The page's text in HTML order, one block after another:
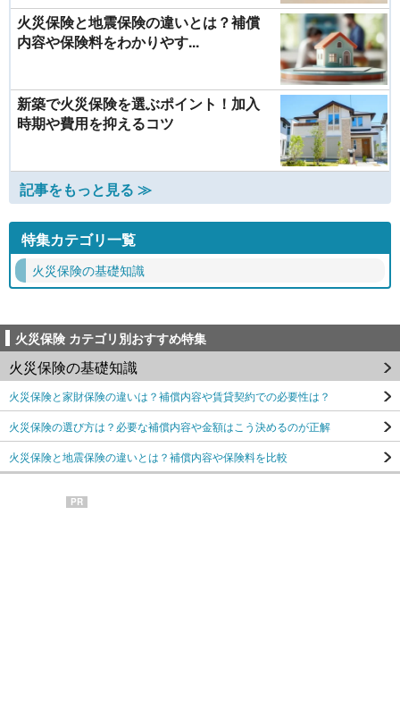
火災保険と地震保険の違いとは？補償
内容や保険料をわかりやす...
新築で火災保険を選ぶポイント！加入
時期や費用を抑えるコツ
記事をもっと見る ≫
特集カテゴリ一覧
火災保険の基礎知識
火災保険 カテゴリ別おすすめ特集
火災保険の基礎知識
火災保険と家財保険の違いは？補償内容や賃貸契約での必要性は？
火災保険の選び方は？必要な補償内容や金額はこう決めるのが正解
火災保険と地震保険の違いとは？補償内容や保険料を比較
PR